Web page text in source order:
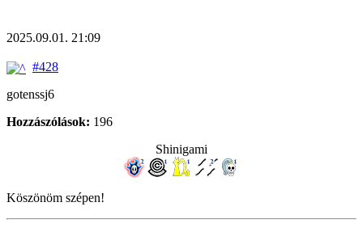
2025.09.01. 21:09
#428
gotenssj6
Hozzászólások: 196
Shinigami
Köszönöm szépen!